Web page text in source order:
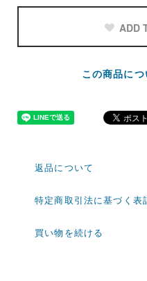
ADD
この商品に
返品について
特定商取引法に基づく表
買い物を続ける